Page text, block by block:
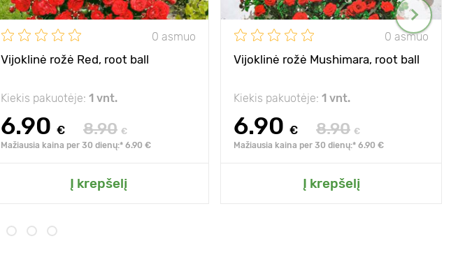
0 asmuo
Vijoklinė rožė Red, root ball
Kiekis pakuotėje: 1 vnt.
6.90 € 8.90 €
Mažiausia kaina per 30 dienų:* 6.90 €
Į krepšelį
0 asmuo
Vijoklinė rožė Mushimara, root ball
Kiekis pakuotėje: 1 vnt.
6.90 € 8.90 €
Mažiausia kaina per 30 dienų:* 6.90 €
Į krepšelį